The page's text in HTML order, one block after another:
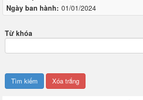
Ngày ban hành: 01/01/2024
Từ khóa